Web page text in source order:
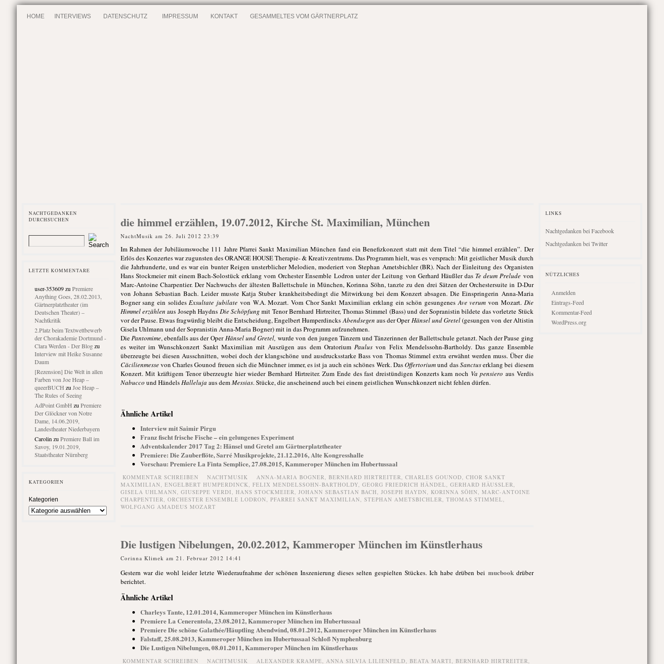
HOME INTERVIEWS DATENSCHUTZ IMPRESSUM KONTAKT GESAMMELTES VOM GÄRTNERPLATZ
NACHTGEDANKEN
DURCHSUCHEN
LETZTE KOMMENTARE
user-353609zu Premiere
Anything Goes, 28.02.2013,
Gärtnerplatztheater (im
Deutschen Theater) –
Nachtkritik
2.Platz beim Textwettbewerb
der Chorakademie Dortmund -
Clara Werden - Der Blogzu
Interview mit Heike Susanne
Daum
[Rezension] Die Welt in allen
Farben von Joe Heap –
queerBUCH zu Joe Heap –
The Rules of Seeing
AdPoint GmbH zu Premiere
Der Glöckner von Notre
Dame, 14.06.2019,
Landestheater Niederbayern
Carolin zu Premiere Ball im
Savoy, 19.01.2019,
Staatstheater Nürnberg
KATEGORIEN
Kategorien
die himmel erzählen, 19.07.2012, Kirche St. Maximilian, München
NachtMusik am 26. Juli 2012 23:39
Im Rahmen der Jubiläumswoche 111 Jahre Pfarrei Sankt Maximilian München fand ein Benefizkonzert statt mit dem Titel “die himmel erzählen”. Der
Erlös des Konzertes war zugunsten des ORANGE HOUSE Therapie- & Kreativzentrums. Das Programm hielt, was es versprach: Mit geistlicher Musik durch
die Jahrhunderte, und es war ein bunter Reigen unsterblicher Melodien, moderiert von Stephan Ametsbichler (BR). Nach der Einleitung des Organisten
Hans Stockmeier mit einem Bach-Solostück erklang vom Orchester Ensemble Lodron unter der Leitung von Gerhard Häußler das Te deum Prelude von
Marc-Antoine Charpentier. Der Nachwuchs der ältesten Ballettschule in München, Korinna Söhn, tanzte zu den drei Sätzen der Orchestersuite in D-Dur
von Johann Sebastian Bach. Leider musste Katja Stuber krankheitsbedingt die Mitwirkung bei dem Konzert absagen. Die Einspringerin Anna-Maria
Bogner sang ein solidesExsultate jubilate von W.A. Mozart. Vom Chor Sankt Maximilian erklang ein schön gesungenesAve verum von Mozart. Die
Himmel erzählen aus Joseph Haydns Die Schöpfung mit Tenor Bernhard Hirtreiter, Thomas Stimmel (Bass) und der Sopranistin bildete das vorletzte Stück
vor der Pause. Etwas fragwürdig bleibt die Entscheidung, Engelbert HumperdincksAbendsegen aus der OperHänsel und Gretel(gesungen von der Altistin
Gisela Uhlmann und der Sopranistin Anna-Maria Bogner) mit in das Programm aufzunehmen.
DiePantomime, ebenfalls aus der OperHänsel und Gretel, wurde von den jungen Tänzern und Tänzerinnen der Ballettschule getanzt. Nach der Pause ging
es weiter im Wunschkonzert Sankt Maximilian mit Auszügen aus dem OratoriumPaulus von Felix Mendelssohn-Bartholdy. Das ganze Ensemble
überzeugte bei diesen Ausschnitten, wobei doch der klangschöne und ausdrucksstarke Bass von Thomas Stimmel extra erwähnt werden muss. Über die
Cäcilienmessevon Charles Gounod freuen sich die Münchner immer, es ist ja auch ein schönes Werk. DasOffertoriumund dasSanctuserklang bei diesem
Konzert. Mit kräftigem Tenor überzeugte hier wieder Bernhard Hirtreiter. Zum Ende des fast dreistündigen Konzerts kam noch Va pensiero aus Verdis
Nabucco und HändelsHalleluja aus demMessias. Stücke, die anscheinend auch bei einem geistlichen Wunschkonzert nicht fehlen dürfen.
Ähnliche Artikel
Interview mit Saimir Pirgu
Franz fischt frische Fische – ein gelungenes Experiment
Adventskalender 2017 Tag 2: Hänsel und Gretel am Gärtnerplatztheater
Premiere: Die Zauberflöte, Sarré Musikprojekte, 21.12.2016, Alte Kongresshalle
Vorschau: Premiere La Finta Semplice, 27.08.2015, Kammeroper München im Hubertussaal
KOMMENTAR SCHREIBEN NACHTMUSIK ANNA-MARIA BOGNER, BERNHARD HIRTREITER, CHARLES GOUNOD, CHOR SANKT
MAXIMILIAN, ENGELBERT HUMPERDINCK, FELIX MENDELSSOHN-BARTHOLDY, GEORG FRIEDRICH HÄNDEL, GERHARD HÄUSSLER ,
GISELA UHLMANN, GIUSEPPE VERDI, HANS STOCKMEIER, JOHANN SEBASTIAN BACH, JOSEPH HAYDN, KORINNA SÖHN, MARC-ANTOINE
CHARPENTIER, ORCHESTER ENSEMBLE LODRON, PFARREI SANKT MAXIMILIAN, STEPHAN AMETSBICHLER, THOMAS STIMMEL,
WOLFGANG AMADEUS MOZART
Die lustigen Nibelungen, 20.02.2012, Kammeroper München im Künstlerhaus
Corinna Klimek am 21. Februar 2012 14:41
Gestern war die wohl leider letzte Wiederaufnahme der schönen Inszenierung dieses selten gespielten Stückes. Ich habe drüben bei mucbookdrüber
berichtet.
Ähnliche Artikel
Charleys Tante, 12.01.2014, Kammeroper München im Künstlerhaus
Premiere La Cenerentola, 23.08.2012, Kammeroper München im Hubertussaal
Premiere Die schöne Galathée/Häuptling Abendwind, 08.01.2012, Kammeroper München im Künstlerhaus
Falstaff, 25.08.2013, Kammeroper München im Hubertussaal Schloß Nymphenburg
Die Lustigen Nibelungen, 08.01.2011, Kammeroper München im Künstlerhaus
KOMMENTAR SCHREIBEN NACHTMUSIK ALEXANDER KRAMPE, ANNA SILVIA LILIENFELD, BEATA MARTI, BERNHARD HIRTREITER,
LINKS
Nachtgedanken bei Facebook
Nachtgedanken bei Twitter
NÜTZLICHES
Anmelden
Eintrags-Feed
Kommentar-Feed
WordPress.org